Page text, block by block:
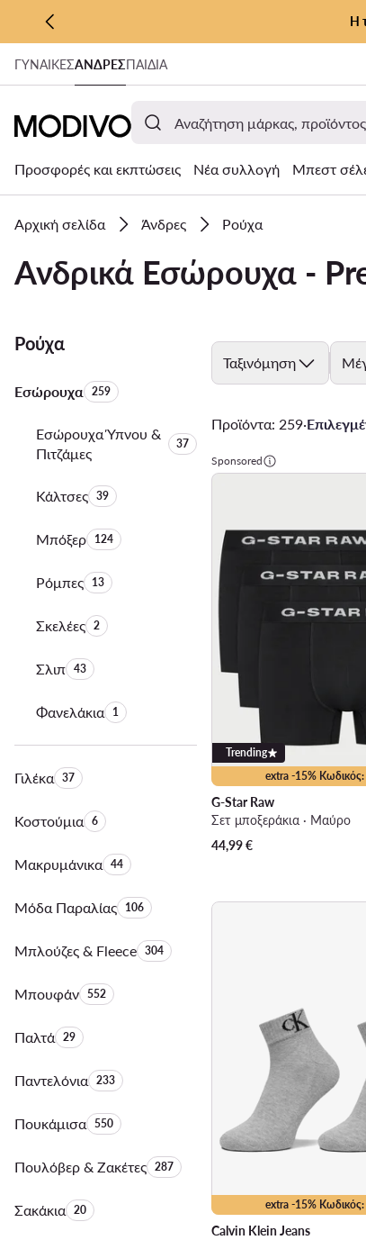
ΜΕΤΆΒΑΣΗ ΣΤΟ ΚΎΡΙΟ ΠΕΡΙΕΧΌΜΕΝΟ
ΜΕΤΆΒΑΣΗ ΣΤΗΝ ΑΝΑΖΉΤΗΣΗ
Η
ΓΥΝΑΊΚΕΣΑΝΔΡΕΣΠΑΙΔΙΑ
Προσφορές και εκπτώσεις Νέα συλλογή Μπεστ
Αρχική σελίδα Άνδρες Ρούχα
Ανδρικά Εσώρουχα -
Ρούχα
ΕσώρουχαΑριθμός προϊόντων:
259
Εσώρουχα Ύπνου &
Πιτζάμες
Αριθμός προϊόντων:
37
ΚάλτσεςΑριθμός προϊόντων:
39
ΜπόξερΑριθμός προϊόντων:
124
ΡόμπεςΑριθμός προϊόντων:
13
ΣκελέεςΑριθμός προϊόντων:
2
ΣλιπΑριθμός προϊόντων:
43
ΦανελάκιαΑριθμός προϊόντων:
1
ΓιλέκαΑριθμός προϊόντων:
37
ΚοστούμιαΑριθμός προϊόντων:
6
ΜακρυμάνικαΑριθμός προϊόντων:
44
Μόδα ΠαραλίαςΑριθμός προϊόντων:
106
Μπλούζες & FleeceΑριθμός προϊόντων:
304
ΜπουφάνΑριθμός προϊόντων:
552
ΠαλτάΑριθμός προϊόντων:
29
ΠαντελόνιαΑριθμός προϊόντων:
233
ΠουκάμισαΑριθμός προϊόντων:
550
Πουλόβερ & ΖακέτεςΑριθμός προϊόντων:
287
ΣακάκιαΑριθμός προϊόντων:
20
Ταξινόμηση
Προϊόντα: 259·
Sponsored
extra -15% Κωδικός:
Trending
G-Star Raw
Σετ μποξεράκια · Μαύρο
44,99€
extra -15% Κωδικός:
Calvin Klein Jeans